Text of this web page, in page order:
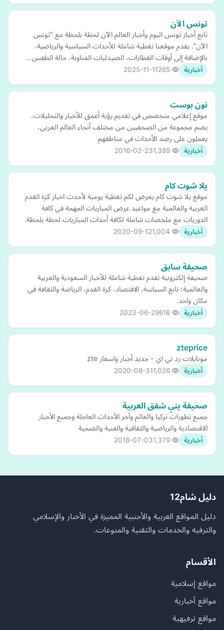
تونس الآن
تابع أخبار تونس اليوم وأخبار العالم الآن لحظة بلحظة مع "تونس
الآن". يقدم موقعنا تغطية شاملة للأحداث السياسية والرياضية،
بالإضافة إلى أوقات القطارات، الصيدليات المناوبة، حالة الطقس…
أخبارية 2025-11-11
نون بوست
موقع إعلامي متخصص في تقديم رؤية أعمق للأخبار والتحليلات،
يضم مجموعة من الصحفيين من مختلف أنحاء العالم العربي،
يعملون على رصد الأحداث في مناطقهم
أخبارية 2016-02-23
يلا شوت كام
موقع يلا شوت كام يعرض لكم تغطية يومية لأحدث اخبار كرة القدم
العربية والعالمية مع مواعيد عرض المباريات المهمة في كافة
الدوريات مع ملخصات شاملة لكافة أحداث المباريات لحظة بلحظة.
أخبارية 2020-09-12
صحيفة سابق
صحيفة إلكترونية تقدم تغطية شاملة للأخبار السعودية والعربية
والعالمية؛ تابع السياسة، الاقتصاد، كرة القدم، الرياضة والثقافة في
مكان واحد.
أخبارية 2023-06-29
zteprice
موبايلات زد تي اي - جديد أخبار واسعار zte
أخبارية 2020-08-31
صحيفة يني شفق العربية
جميع تطورات تركيا والعالم وآخر الأحداث العاجلة وجميع الأخبار
الاقتصادية والرياضية والثقافية والفنية والصحية
أخبارية 2018-07-03
دليل شام12
دليل المواقع العربية والأجنبية المميزة في الأخبار والإسلامي
والترفيه والخدمات والتقنية والمنوعات.
الأقسام
مواقع إسلامية
مواقع أخبارية
مواقع ترفيهية